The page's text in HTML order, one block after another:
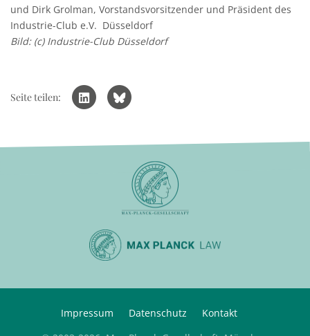
und Dirk Grolman, Vorstandsvorsitzender und Präsident des
Industrie-Club e.V. Düsseldorf
Bild: (c) Industrie-Club Düsseldorf
Seite teilen:
Impressum Datenschutz
Kontakt